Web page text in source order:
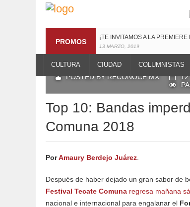
PROMOS
¡TE INVITAMOS A LA
13 MARZO, 2019
RECONOCE MX TE REGALA EL
CULTURA CIUDAD COLUMNISTAS
POSTED BY RECONOCE MX 12
Top 10: Bandas
Comuna 2018
PorAmaury Berdejo Juárez
Después de haber dejado un gran sabor de
Festival Tecate Comuna regresa mañana
nacional e internacional para engalanar el